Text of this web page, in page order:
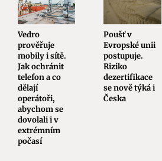
Vedro
prověřuje
mobily i sítě.
Jak ochránit
telefon a co
dělají
operátoři,
abychom se
dovolali i v
extrémním
počasí
Poušť v
Evropské unii
postupuje.
Riziko
dezertifikace
se nově týká i
Česka